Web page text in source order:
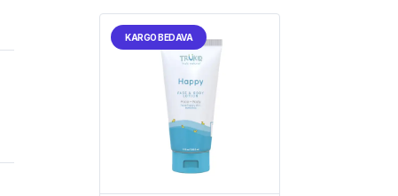
KARGO BEDAVA